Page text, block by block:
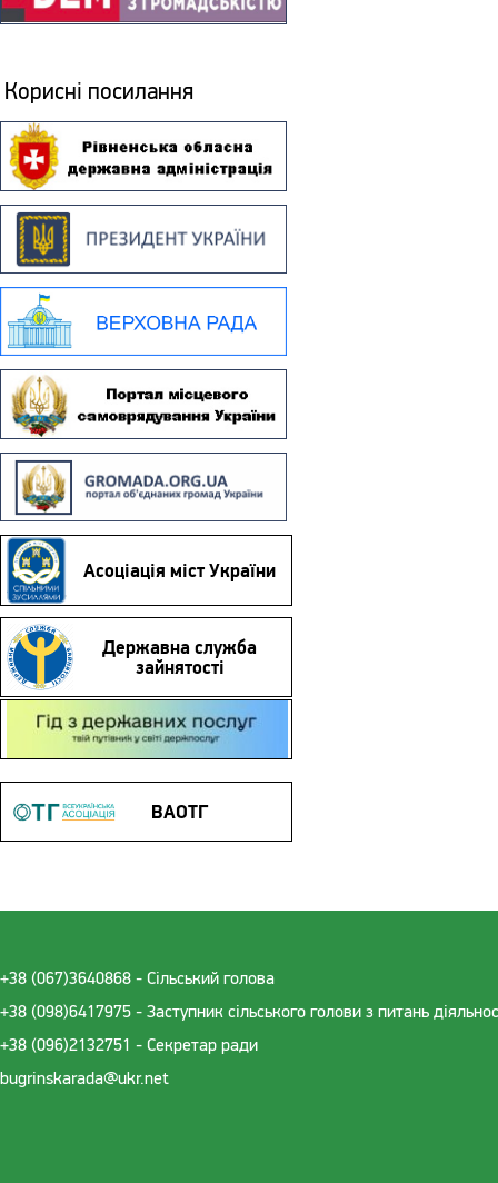
Корисні посилання
Асоціація міст України
Державна служба
зайнятості
Гід з державних послуг
ВАОТГ
+38 (067)3640868 - Cільський голова
+38 (098)6417975 - Заступник сільського голови з питань
+38 (096)2132751 - Секретар ради
bugrinskarada@ukr.net